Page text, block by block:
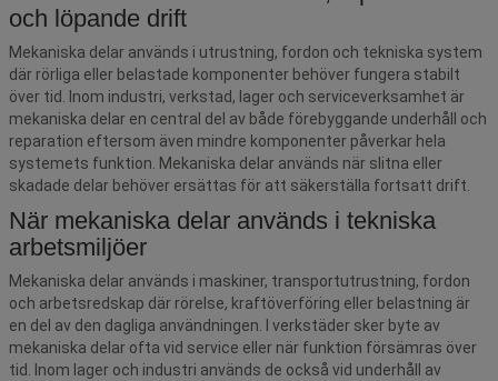
och löpande drift
Mekaniska delar används i utrustning, fordon och tekniska system
där rörliga eller belastade komponenter behöver fungera stabilt
över tid. Inom industri, verkstad, lager och serviceverksamhet är
mekaniska delar en central del av både förebyggande underhåll och
reparation eftersom även mindre komponenter påverkar hela
systemets funktion. Mekaniska delar används när slitna eller
skadade delar behöver ersättas för att säkerställa fortsatt drift.
När mekaniska delar används i tekniska
arbetsmiljöer
Mekaniska delar används i maskiner, transportutrustning, fordon
och arbetsredskap där rörelse, kraftöverföring eller belastning är
en del av den dagliga användningen. I verkstäder sker byte av
mekaniska delar ofta vid service eller när funktion försämras över
tid. Inom lager och industri används de också vid underhåll av